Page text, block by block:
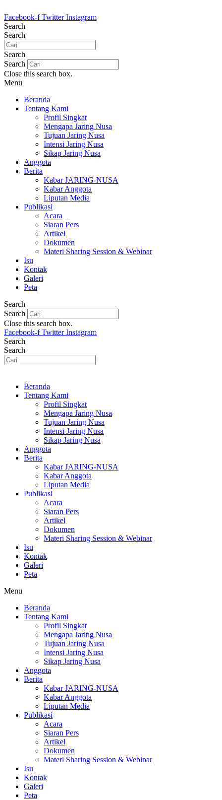
ke
konten
Facebook-f Twitter Instagram
Search
Search
Search
Search
Close this search box.
Menu
Beranda
Tentang Kami
Profil Singkat
Mengapa Jaring Nusa
Tujuan Jaring Nusa
Intensi Jaring Nusa
Sikap Jaring Nusa
Anggota
Berita
Kabar JARING-NUSA
Kabar Anggota
Liputan Media
Publikasi
Acara
Siaran Pers
Artikel
Dokumen
Materi Sharing Session & Webinar
Isu
Kontak
Galeri
Peta
Search
Search
Close this search box.
Facebook-f Twitter Instagram
Search
Search
Beranda
Tentang Kami
Profil Singkat
Mengapa Jaring Nusa
Tujuan Jaring Nusa
Intensi Jaring Nusa
Sikap Jaring Nusa
Anggota
Berita
Kabar JARING-NUSA
Kabar Anggota
Liputan Media
Publikasi
Acara
Siaran Pers
Artikel
Dokumen
Materi Sharing Session & Webinar
Isu
Kontak
Galeri
Peta
Menu
Beranda
Tentang Kami
Profil Singkat
Mengapa Jaring Nusa
Tujuan Jaring Nusa
Intensi Jaring Nusa
Sikap Jaring Nusa
Anggota
Berita
Kabar JARING-NUSA
Kabar Anggota
Liputan Media
Publikasi
Acara
Siaran Pers
Artikel
Dokumen
Materi Sharing Session & Webinar
Isu
Kontak
Galeri
Peta